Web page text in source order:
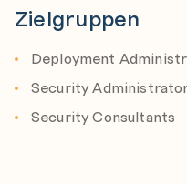
Verify the A-GUI
Module 3: Primary
Deployment
Identify the basic
practices for a
Zielgruppen
Deployment
Security
Security Consultants